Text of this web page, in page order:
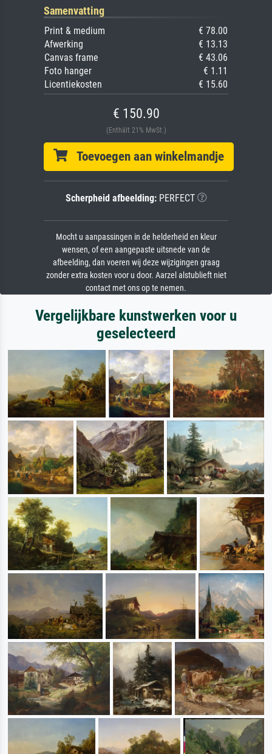
Samenvatting
Print & medium
€ 78.00
Afwerking
€ 13.13
Canvas frame
€ 43.06
Foto hanger
€ 1.11
Licentiekosten
€ 15.60
€ 150.90
(Enthält 21% MwSt.)
Toevoegen aan winkelmandje
Scherpheid afbeelding:PERFECT
Mocht u aanpassingen in de helderheid en kleur
wensen, of een aangepaste uitsnede van de
afbeelding, dan voeren wij deze wijzigingen graag
zonder extra kosten voor u door. Aarzel alstublieft niet
contact met ons op te nemen.
Vergelijkbare kunstwerken voor u
geselecteerd